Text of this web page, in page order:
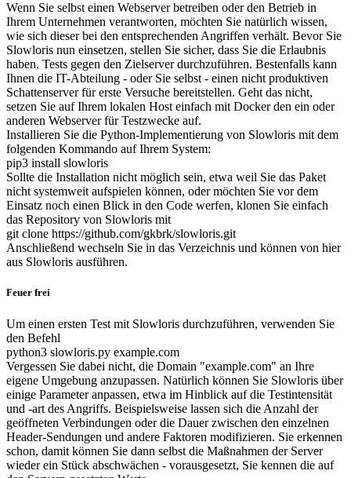
Wenn Sie selbst einen Webserver betreiben oder den Betrieb in
Ihrem Unternehmen verantworten, möchten Sie natürlich wissen,
wie sich dieser bei den entsprechenden Angriffen verhält. Bevor Sie
Slowloris nun einsetzen, stellen Sie sicher, dass Sie die Erlaubnis
haben, Tests gegen den Zielserver durchzuführen. Bestenfalls kann
Ihnen die IT-Abteilung - oder Sie selbst - einen nicht produktiven
Schattenserver für erste Versuche bereitstellen. Geht das nicht,
setzen Sie auf Ihrem lokalen Host einfach mit Docker den ein oder
anderen Webserver für Testzwecke auf.
Installieren Sie die Python-Implementierung von Slowloris mit dem
folgenden Kommando auf Ihrem System:
pip3 install slowloris
Sollte die Installation nicht möglich sein, etwa weil Sie das Paket
nicht systemweit aufspielen können, oder möchten Sie vor dem
Einsatz noch einen Blick in den Code werfen, klonen Sie einfach
das Repository von Slowloris mit
git clone https://github.com/gkbrk/slowloris.git
Anschließend wechseln Sie in das Verzeichnis und können von hier
aus Slowloris ausführen.
Feuer frei
Um einen ersten Test mit Slowloris durchzuführen, verwenden Sie
den Befehl
python3 slowloris.py example.com
Vergessen Sie dabei nicht, die Domain "example.com" an Ihre
eigene Umgebung anzupassen. Natürlich können Sie Slowloris über
einige Parameter anpassen, etwa im Hinblick auf die Testintensität
und -art des Angriffs. Beispielsweise lassen sich die Anzahl der
geöffneten Verbindungen oder die Dauer zwischen den einzelnen
Header-Sendungen und andere Faktoren modifizieren. Sie erkennen
schon, damit können Sie dann selbst die Maßnahmen der Server
wieder ein Stück abschwächen - vorausgesetzt, Sie kennen die auf